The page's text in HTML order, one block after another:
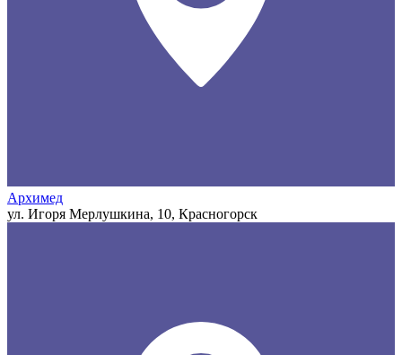
Архимед
ул. Игоря Мерлушкина, 10, Красногорск